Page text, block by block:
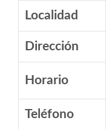
Localidad
Dirección
Horario
Teléfono